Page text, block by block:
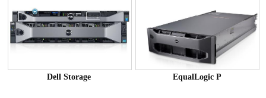
Dell Storage EqualLogic P